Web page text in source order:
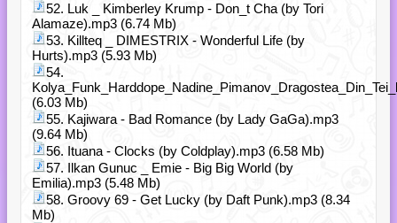
52. Luk _ Kimberley Krump - Don_t Cha (by Tori
Alamaze).mp3 (6.74 Mb)
53. Killteq _ DIMESTRIX - Wonderful Life (by
Hurts).mp3 (5.93 Mb)
54.
(6.03 Mb)
55. Kajiwara - Bad Romance (by Lady GaGa).mp3
(9.64 Mb)
56. Ituana - Clocks (by Coldplay).mp3 (6.58 Mb)
57. Ilkan Gunuc _ Emie - Big Big World (by
Emilia).mp3 (5.48 Mb)
58. Groovy 69 - Get Lucky (by Daft Punk).mp3 (8.34
Mb)